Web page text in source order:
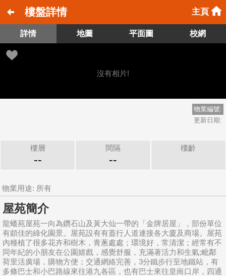
樓盤詳情 主頁
詳情 地圖 平面圖 校網
沒有相片!
物業編號:
更新日期:
樓層
--
間隔
--
樓齡
物業用途: 所有
屋苑簡介
龍蟠苑屋苑一向為鑽石山及黃大仙一帶的「金牌居屋」，部份單位
有頗佳的綠化園景。屋苑設有有蓋行人道連接各大廈及商場。屋苑
內種植了很多花卉和樹木，青蔥處處；環境好，常清潔；經常有不
同年紀的小朋友在公園嬉戲，感覺舒服，充滿著活力和生氣;毗鄰
荷里活廣場，購物方便；交通網絡完善，3分鐵步行至地鐵站，有
多條巴士和小巴路線來往港九各區，也有巴士來往皇崗口岸，四通